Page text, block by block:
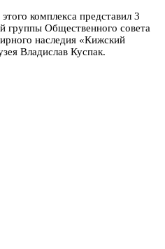
комплекса представил 3
группы Общественного совета
наследия «Кижский
Владислав Куспак.